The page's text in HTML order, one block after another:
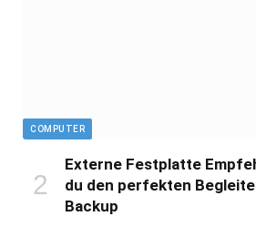
COMPUTER
Externe Festplatte
du den perfekten
Backup